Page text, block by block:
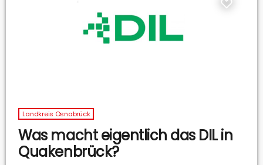
Landkreis Osnabrück
Was macht eigentlich das DIL in
Quakenbrück?